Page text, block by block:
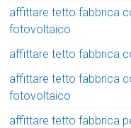
affittare tetto fabbrica
fotovoltaico
affittare tetto fabbrica
affittare tetto fabbrica
fotovoltaico
affittare tetto fabbrica